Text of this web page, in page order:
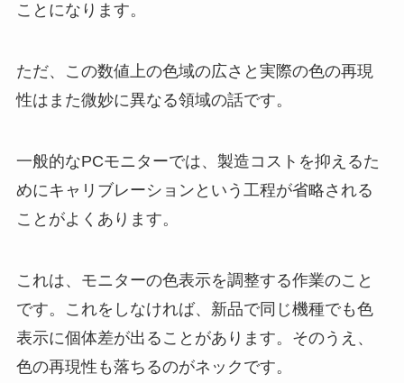
ことになります。
ただ、この数値上の色域の広さと実際の色の再現
性はまた微妙に異なる領域の話です。
一般的なPCモニターでは、製造コストを抑えるた
めにキャリブレーションという工程が省略される
ことがよくあります。
これは、モニターの色表示を調整する作業のこと
です。これをしなければ、新品で同じ機種でも色
表示に個体差が出ることがあります。そのうえ、
色の再現性も落ちるのがネックです。